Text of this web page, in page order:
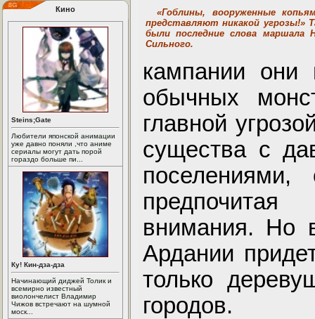
Кино
Steins;Gate
Любители японской анимации
уже давно поняли ,что аниме
сериалы могут дать порой
гораздо больше пи...
Ку! Кин-дза-дза
Начинающий диджей Толик и
всемирно известный
виолончелист Владимир
Чижов встречают на шумной
моск...
«Гоблины, вооруженные
представляют никакой угрозы!»
были последние слова маршала
Сильного.
кампании они
обычных
главной
существа с
внимания. Но
Ардании
только
городов.